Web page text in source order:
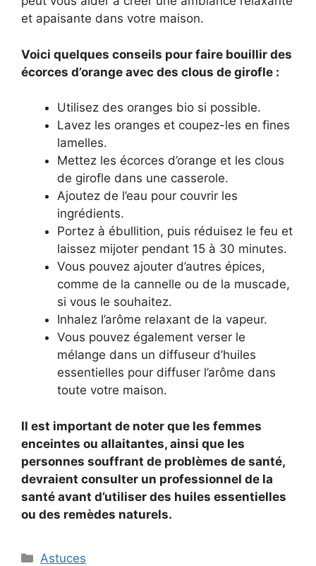
et apaisante dans votre maison.
Voici quelques conseils pour faire bouillir des
écorces d’orange avec des clous de girofle :
Utilisez des oranges bio si possible.
Lavez les oranges et coupez-les en fines
lamelles.
Mettez les écorces d’orange et les clous
de girofle dans une casserole.
Ajoutez de l’eau pour couvrir les
ingrédients.
Portez à ébullition, puis réduisez le feu et
laissez mijoter pendant 15 à 30 minutes.
Vous pouvez ajouter d’autres épices,
comme de la cannelle ou de la muscade,
si vous le souhaitez.
Inhalez l’arôme relaxant de la vapeur.
Vous pouvez également verser le
mélange dans un diffuseur d’huiles
essentielles pour diffuser l’arôme dans
toute votre maison.
Il est important de noter que les femmes
enceintes ou allaitantes, ainsi que les
personnes souffrant de problèmes de santé,
devraient consulter un professionnel de la
santé avant d’utiliser des huiles essentielles
ou des remèdes naturels.
Categories
Astuces